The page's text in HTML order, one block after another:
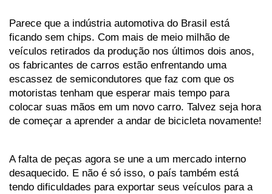
Parece que a indústria automotiva do Brasil está
ficando sem chips. Com mais de meio milhão de
veículos retirados da produção nos últimos dois anos,
os fabricantes de carros estão enfrentando uma
escassez de semicondutores que faz com que os
motoristas tenham que esperar mais tempo para
colocar suas mãos em um novo carro. Talvez seja hora
de começar a aprender a andar de bicicleta novamente!
A falta de peças agora se une a um mercado interno
desaquecido. E não é só isso, o país também está
tendo dificuldades para exportar seus veículos para a